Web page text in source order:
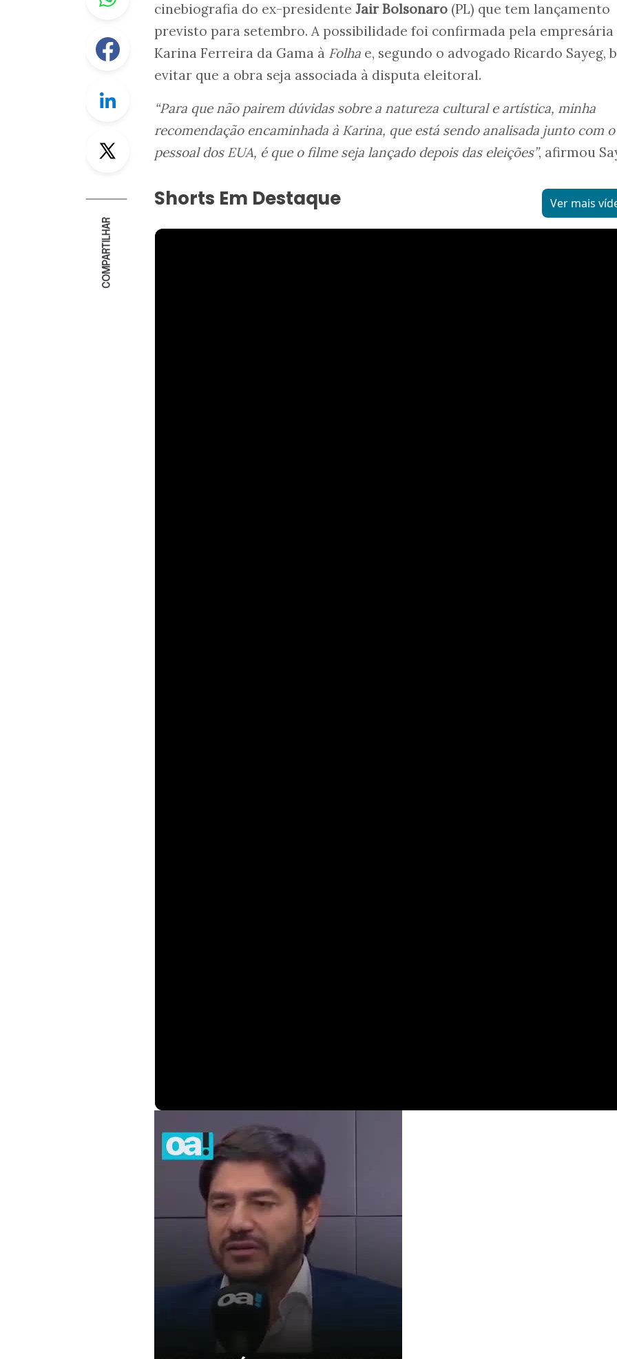
Facebook
Twitter
COMPARTILHAR
cinebiografia do ex-presidente Jair Bolsonaro (PL) que tem lançamento
previsto para setembro. A possibilidade foi confirmada pela empresária
Karina Ferreira da Gama à Folha e, segundo o advogado Ricardo Sayeg,
evitar que a obra seja associada à disputa eleitoral.
“Para que não pairem dúvidas sobre a natureza cultural e artística, minha
recomendação encaminhada à Karina, que está sendo analisada junto com o
pessoal dos EUA, é que o filme seja lançado depois das eleições”, afirmou
Shorts Em Destaque Ver mais